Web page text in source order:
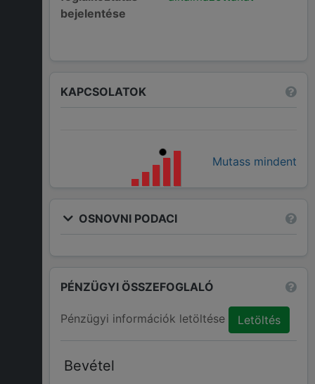
bejelentése
KAPCSOLATOK
Mutass mindent
OSNOVNI PODACI
PÉNZÜGYI ÖSSZEFOGLALÓ
Pénzügyi információk letöltése Letöltés
Bevétel